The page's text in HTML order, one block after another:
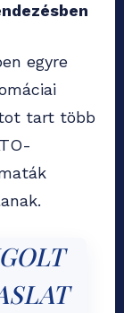
egyre
tart több